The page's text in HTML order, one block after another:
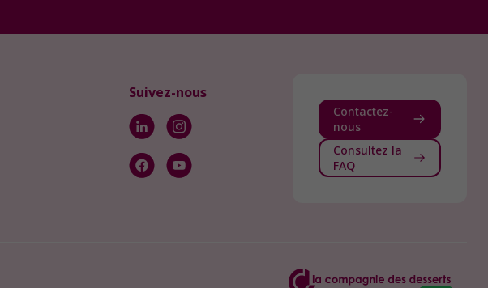
Suivez-nous
Contactez-
nous
Consultez la
FAQ